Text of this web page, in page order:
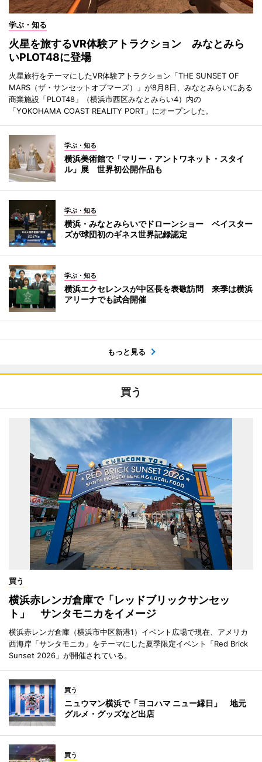
学ぶ・知る
火星を旅するVR体験アトラクション みなとみら
いPLOT48に登場
火星旅行をテーマにしたVR体験アトラクション「THE SUNSET OF
MARS（ザ・サンセットオブマーズ）」が8月8日、みなとみらいにある
商業施設「PLOT48」（横浜市西区みなとみらい4）内の
「YOKOHAMA COAST REALITY PORT」にオープンした。
学ぶ・知る
横浜美術館で「マリー・アントワネット・スタイ
ル」展 世界初公開作品も
学ぶ・知る
横浜・みなとみらいでドローンショー ベイスター
ズが球団初のギネス世界記録認定
学ぶ・知る
横浜エクセレンスが中区長を表敬訪問 来季は横浜
アリーナでも試合開催
もっと見る
買う
買う
横浜赤レンガ倉庫で「レッドブリックサンセッ
ト」 サンタモニカをイメージ
横浜赤レンガ倉庫（横浜市中区新港1）イベント広場で現在、アメリカ
西海岸「サンタモニカ」をテーマにした夏季限定イベント「Red Brick
Sunset 2026」が開催されている。
買う
ニュウマン横浜で「ヨコハマ ニュー縁日」 地元
グルメ・グッズなど出店
買う